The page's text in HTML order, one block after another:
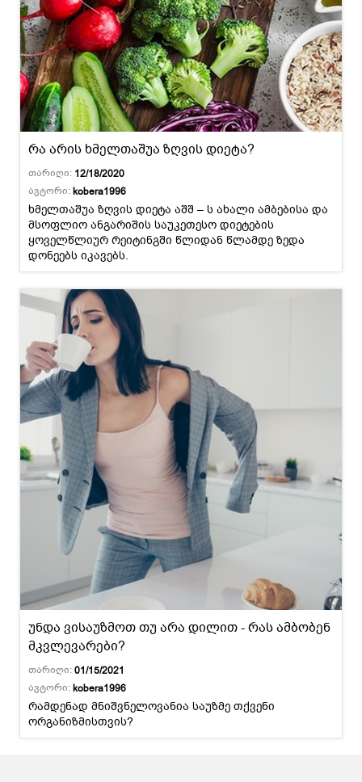
რა არის ხმელთაშუა ზღვის დიეტა?
თარიღი: 12/18/2020
ავტორი:kobera1996
ხმელთაშუა ზღვის დიეტა აშშ – ს ახალი ამბებისა და
მსოფლიო ანგარიშის საუკეთესო დიეტების
ყოველწლიურ რეიტინგში წლიდან წლამდე ზედა
დონეებს იკავებს.
უნდა ვისაუზმოთ თუ არა დილით - რას ამბობენ
მკვლევარები?
თარიღი:01/15/2021
ავტორი:kobera1996
რამდენად მნიშვნელოვანია საუზმე თქვენი
ორგანიზმისთვის?